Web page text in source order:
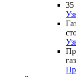
35